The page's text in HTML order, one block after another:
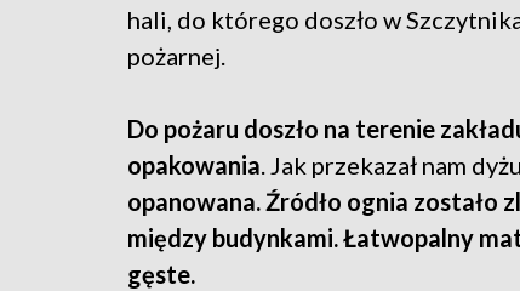
hali, do którego doszło w
pożarnej.
Do pożaru doszło na terenie
opakowania. Jak przekazał nam
opanowana. Źródło ognia zostało
między budynkami. Łatwopalny
gęste.